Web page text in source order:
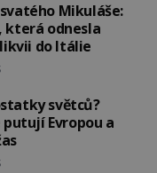
Mikuláše:
která odnesla
do Itálie
světců?
Evropou a